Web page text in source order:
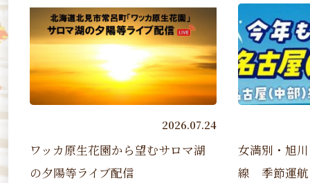
2026.07.24
ワッカ原生花園から望むサロマ湖
の夕陽等ライブ配信
女満別・旭
線 季節運航